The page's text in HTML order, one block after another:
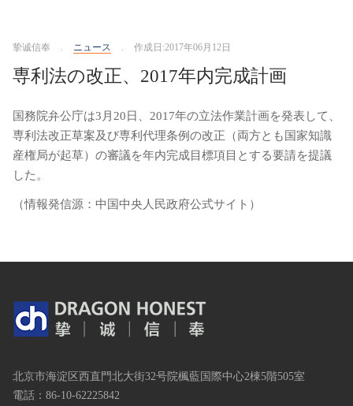
挚诚信奉 ニュース 作成日:2017年06月12日
専利法の改正、2017年内完成計画
国務院弁公庁は3月20日、2017年の立法作業計画を発表して、
専利法改正草案及び専利代理条例の改正（両方とも国家知識
産権局が起草）の審議を年内完成目標項目とする要請を提議
した。
（情報発信源：中国中央人民政府公式サイト）
北京市海淀区西直門北大街32号院楓藍国際中心2棟5階505室
電話：86-10-62225842